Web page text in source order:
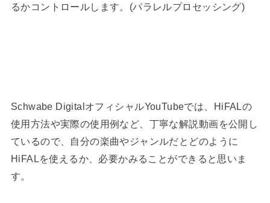
るかコントロールします。(パラレルプロセッシング)
Schwabe DigitalオフィシャルYouTubeでは、HiFALの
使用方法や実際の使用例など、丁寧な解説動画を公開し
ているので、自分の楽曲やジャンルだとどのように
HiFALを使えるか、必要かみることができると思いま
す。